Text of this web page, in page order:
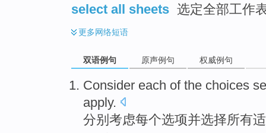
select all sheets 选定全部工作
更多网络短语
双语例句 原声例句 权威例句
Consider each of the choices
apply.
分别 考虑每个选项并选择所有